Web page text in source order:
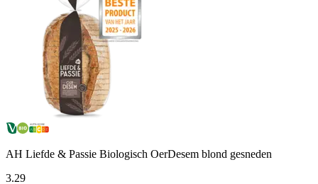
AH Liefde & Passie Biologisch OerDesem blond gesneden
3.29